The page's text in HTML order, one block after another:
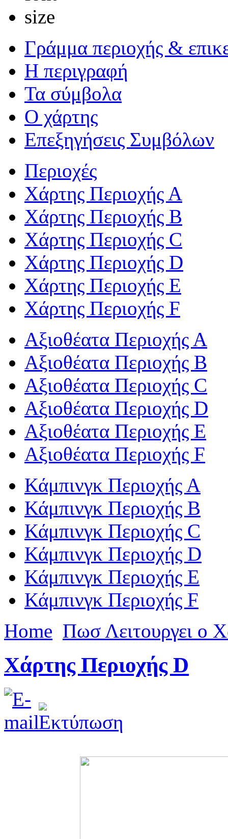
Γράμμα περιοχής &
Η περιγραφή
Τα σύμβολα
Ο χάρτης
Επεξηγήσεις Συμβόλων
Περιοχές
Χάρτης Περιοχής Α
Χάρτης Περιοχής Β
Χάρτης Περιοχής C
Χάρτης Περιοχής D
Χάρτης Περιοχής Ε
Χάρτης Περιοχής F
Αξιοθέατα Περιοχής Α
Αξιοθέατα Περιοχής Β
Αξιοθέατα Περιοχής C
Αξιοθέατα Περιοχής D
Αξιοθέατα Περιοχής Ε
Αξιοθέατα Περιοχής F
Κάμπινγκ Περιοχής Α
Κάμπινγκ Περιοχής Β
Κάμπινγκ Περιοχής C
Κάμπινγκ Περιοχής D
Κάμπινγκ Περιοχής Ε
Κάμπινγκ Περιοχής F
Home Πωσ Λειτουργει ο
Χάρτης Περιοχής D